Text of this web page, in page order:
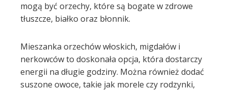
mogą być orzechy, które są bogate w zdrowe
tłuszcze, białko oraz błonnik.
Mieszanka orzechów włoskich, migdałów i
nerkowców to doskonała opcja, która dostarczy
energii na długie godziny. Można również dodać
suszone owoce, takie jak morele czy rodzynki,